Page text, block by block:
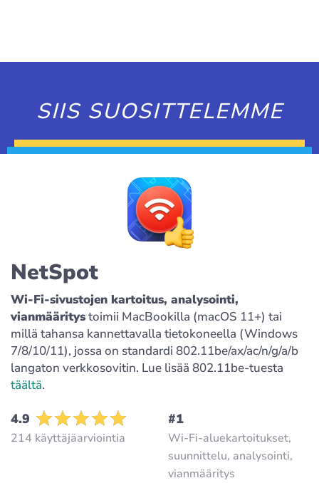
SIIS SUOSITTELEMME
NetSpot
Wi-Fi-sivustojen kartoitus, analysointi,
vianmääritystoimii MacBookilla (macOS 11+) tai
millä tahansa kannettavalla tietokoneella (Windows
7/8/10/11), jossa on standardi 802.11be/ax/ac/n/g/a/b
langaton verkkosovitin. Lue lisää 802.11be-tuesta
täältä.
4.9
214 käyttäjäarviointia
#1
Wi-Fi-aluekartoitukset,
suunnittelu, analysointi,
vianmääritys